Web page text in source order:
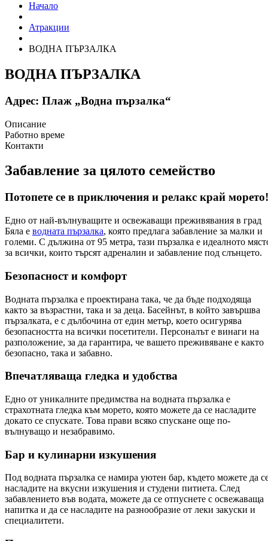
Начало
Атракции
ВОДНА ПЪРЗАЛКА
ВОДНА ПЪРЗАЛКА
Адрес: Плаж „Водна пързалка“
Описание
Работно време
Контакти
Забавление за цялото семейство
Потопете се в приключения и релакс край морето!
Едно от най-вълнуващите и освежаващи преживявания в град
Бяла е водната пързалка, която предлага забавление за малки и
големи. С дължина от 95 метра, тази пързалка е идеалното
за всички, които търсят адреналин и забавление под слънцето.
Безопасност и комфорт
Водната пързалка е проектирана така, че да бъде подходяща
както за възрастни, така и за деца. Басейнът, в който завършва
пързалката, е с дълбочина от един метър, което осигурява
безопасността на всички посетители. Персоналът е винаги на
разположение, за да гарантира, че вашето преживяване е както
безопасно, така и забавно.
Впечатляваща гледка и удобства
Едно от уникалните предимства на водната пързалка е
страхотната гледка към морето, която можете да се насладите
докато се спускате. Това прави всяко спускане още по-
вълнуващо и незабравимо.
Бар и кулинарни изкушения
Под водната пързалка се намира уютен бар, където можете да
насладите на вкусни изкушения и студени питиета. След
забавлението във водата, можете да се отпуснете с освежаваща
напитка и да се насладите на разнообразие от леки закуски и
специалитети.